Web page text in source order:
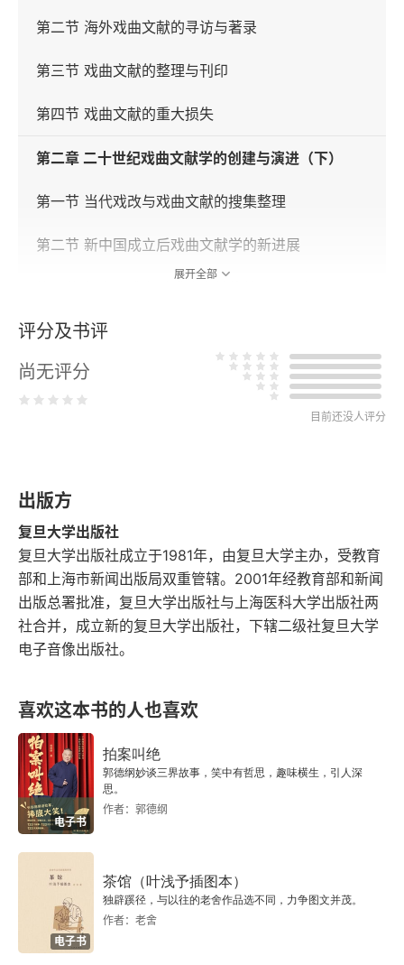
第二节 海外戏曲文献的寻访与著录
第三节 戏曲文献的整理与刊印
第四节 戏曲文献的重大损失
第二章 二十世纪戏曲文献学的创建与演进（下）
第一节 当代戏改与戏曲文献的搜集整理
第二节 新中国成立后戏曲文献学的新进展
第三章 二十世纪港台海外戏曲文献研究述略
第一节 港台地区戏曲文献的搜集、整理与研究
第二节 海外地区戏曲文献的收藏、整理与刊印
第一节 《元刊杂剧三十种》的发现、整理与研究
第二节 《永乐大典戏文三种》的发现、整理与研究
第三节 清昇平署戏曲文献的搜集、整理与研究
第四节 车王府曲本的发现、整理与研究
第六节 明成化刊本《白兔记》的发现、整理与研究
第七节 天一阁蓝格抄本《录鬼簿》及续编的发现、
整理与研究
第八节 《九宫正始》的发现、整理与研究
第五章 二十世纪戏曲曲文辑佚述略
第一节 南戏戏文辑佚述略
展开全部
评分及书评
尚无评分
目前还没人评分
出版方
复旦大学出版社
复旦大学出版社成立于1981年，由复旦大学主办，受教育
部和上海市新闻出版局双重管辖。2001年经教育部和新闻
出版总署批准，复旦大学出版社与上海医科大学出版社两
社合并，成立新的复旦大学出版社，下辖二级社复旦大学
电子音像出版社。
喜欢这本书的人也喜欢
电子书
拍案叫绝
郭德纲妙谈三界故事，笑中有哲思，趣味横生，引人深
思。
作者：郭德纲
电子书
茶馆（叶浅予插图本）
独辟蹊径，与以往的老舍作品选不同，力争图文并茂。
作者：老舍